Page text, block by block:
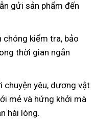
gửi sản phẩm đến
chóng kiểm tra, bảo
thời gian ngắn
chuyện yêu, dương vật
mẻ và hứng khởi mà
hài lòng.